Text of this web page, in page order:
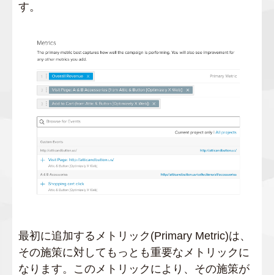
す。
最初に追加するメトリック(Primary Metric)は、
その施策に対してもっとも重要なメトリックに
なります。このメトリックにより、その施策が